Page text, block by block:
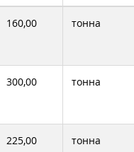
160,00 тонна
300,00 тонна
225,00 тонна